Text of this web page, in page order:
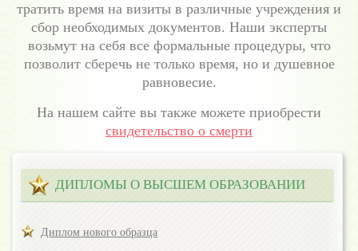
тратить время на визиты в различные учреждения и
сбор необходимых документов. Наши эксперты
возьмут на себя все формальные процедуры, что
позволит сберечь не только время, но и душевное
равновесие.
На нашем сайте вы также можете приобрести
свидетельство о смерти
ДИПЛОМЫ О ВЫСШЕМ ОБРАЗОВАНИИ
Диплом нового образца